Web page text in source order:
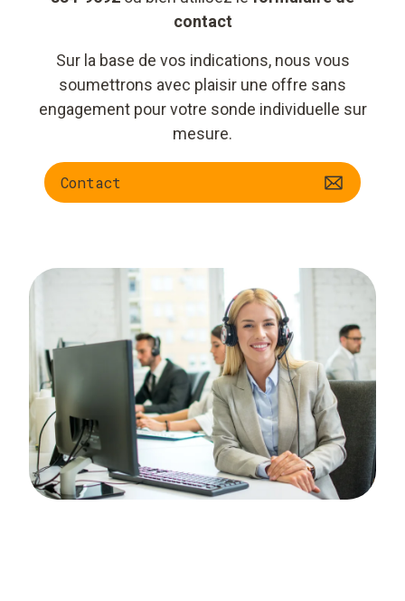
contact
Sur la base de vos indications, nous vous
soumettrons avec plaisir une offre sans
engagement pour votre sonde individuelle sur
mesure.
Contact